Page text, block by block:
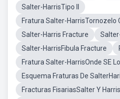
Salter-HarrisTipo II
Fratura Salter-HarrisTornozelo
Salter-Harris Fracture
Salter-HarrisFibula Fracture
Fratura Salter-HarrisOnde SE
Esquema Fraturas De
Fracturas FisariasSalter Y Harris